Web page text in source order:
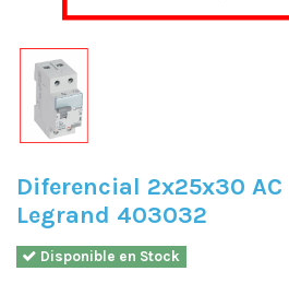
Diferencial 2x25x30 AC
Legrand 403032
Disponible en Stock